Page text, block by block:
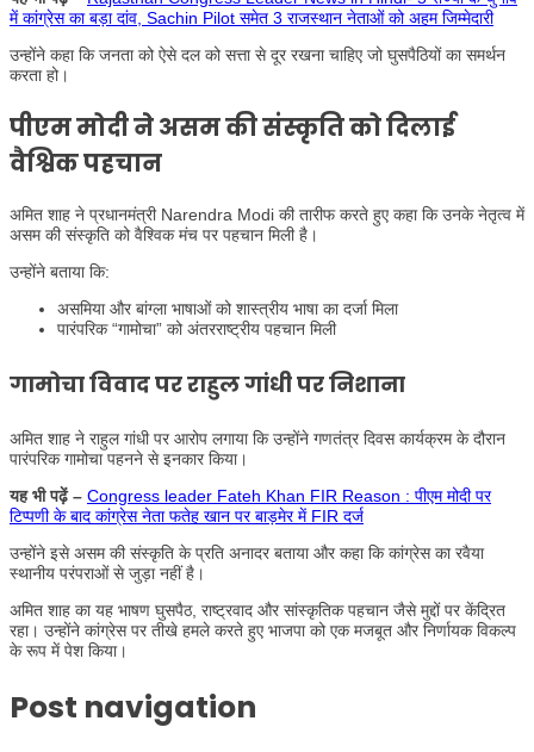
में कांग्रेस का बड़ा दांव, Sachin Pilot समेत 3 राजस्थान नेताओं को अहम जिम्मेदारी
उन्होंने कहा कि जनता को ऐसे दल को सत्ता से दूर रखना चाहिए जो घुसपैठियों का समर्थन
करता हो।
पीएम मोदी ने असम की संस्कृति को दिलाई
वैश्विक पहचान
अमित शाह ने प्रधानमंत्री Narendra Modi की तारीफ करते हुए कहा कि उनके नेतृत्व में
असम की संस्कृति को वैश्विक मंच पर पहचान मिली है।
उन्होंने बताया कि:
असमिया और बांग्ला भाषाओं को शास्त्रीय भाषा का दर्जा मिला
पारंपरिक “गामोचा” को अंतरराष्ट्रीय पहचान मिली
गामोचा विवाद पर राहुल गांधी पर निशाना
अमित शाह ने राहुल गांधी पर आरोप लगाया कि उन्होंने गणतंत्र दिवस कार्यक्रम के दौरान
पारंपरिक गामोचा पहनने से इनकार किया।
यह भी पढ़ें – Congress leader Fateh Khan FIR Reason : पीएम मोदी पर
टिप्पणी के बाद कांग्रेस नेता फतेह खान पर बाड़मेर में FIR दर्ज
उन्होंने इसे असम की संस्कृति के प्रति अनादर बताया और कहा कि कांग्रेस का रवैया
स्थानीय परंपराओं से जुड़ा नहीं है।
अमित शाह का यह भाषण घुसपैठ, राष्ट्रवाद और सांस्कृतिक पहचान जैसे मुद्दों पर केंद्रित
रहा। उन्होंने कांग्रेस पर तीखे हमले करते हुए भाजपा को एक मजबूत और निर्णायक विकल्प
के रूप में पेश किया।
Post navigation